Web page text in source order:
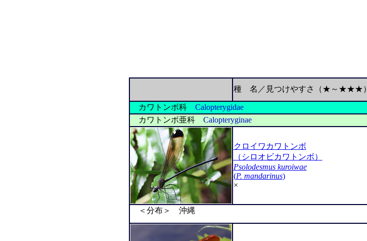
種 名／見つけやすさ（★～★★★）
カワトンボ科 Calopterygidae
カワトンボ亜科 Calopteryginae
クロイワカワトンボ
（シロオビカワトンボ）
Psolodesmus kuroiwae
(P. mandarinus)
×
＜分布＞ 沖縄